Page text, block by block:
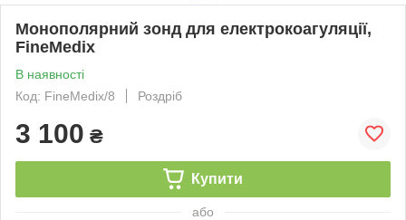
Монополярний зонд для електрокоагуляції,
FineMedix
В наявності
Код: FineMedix/8
Роздріб
3 100 ₴
Купити
або